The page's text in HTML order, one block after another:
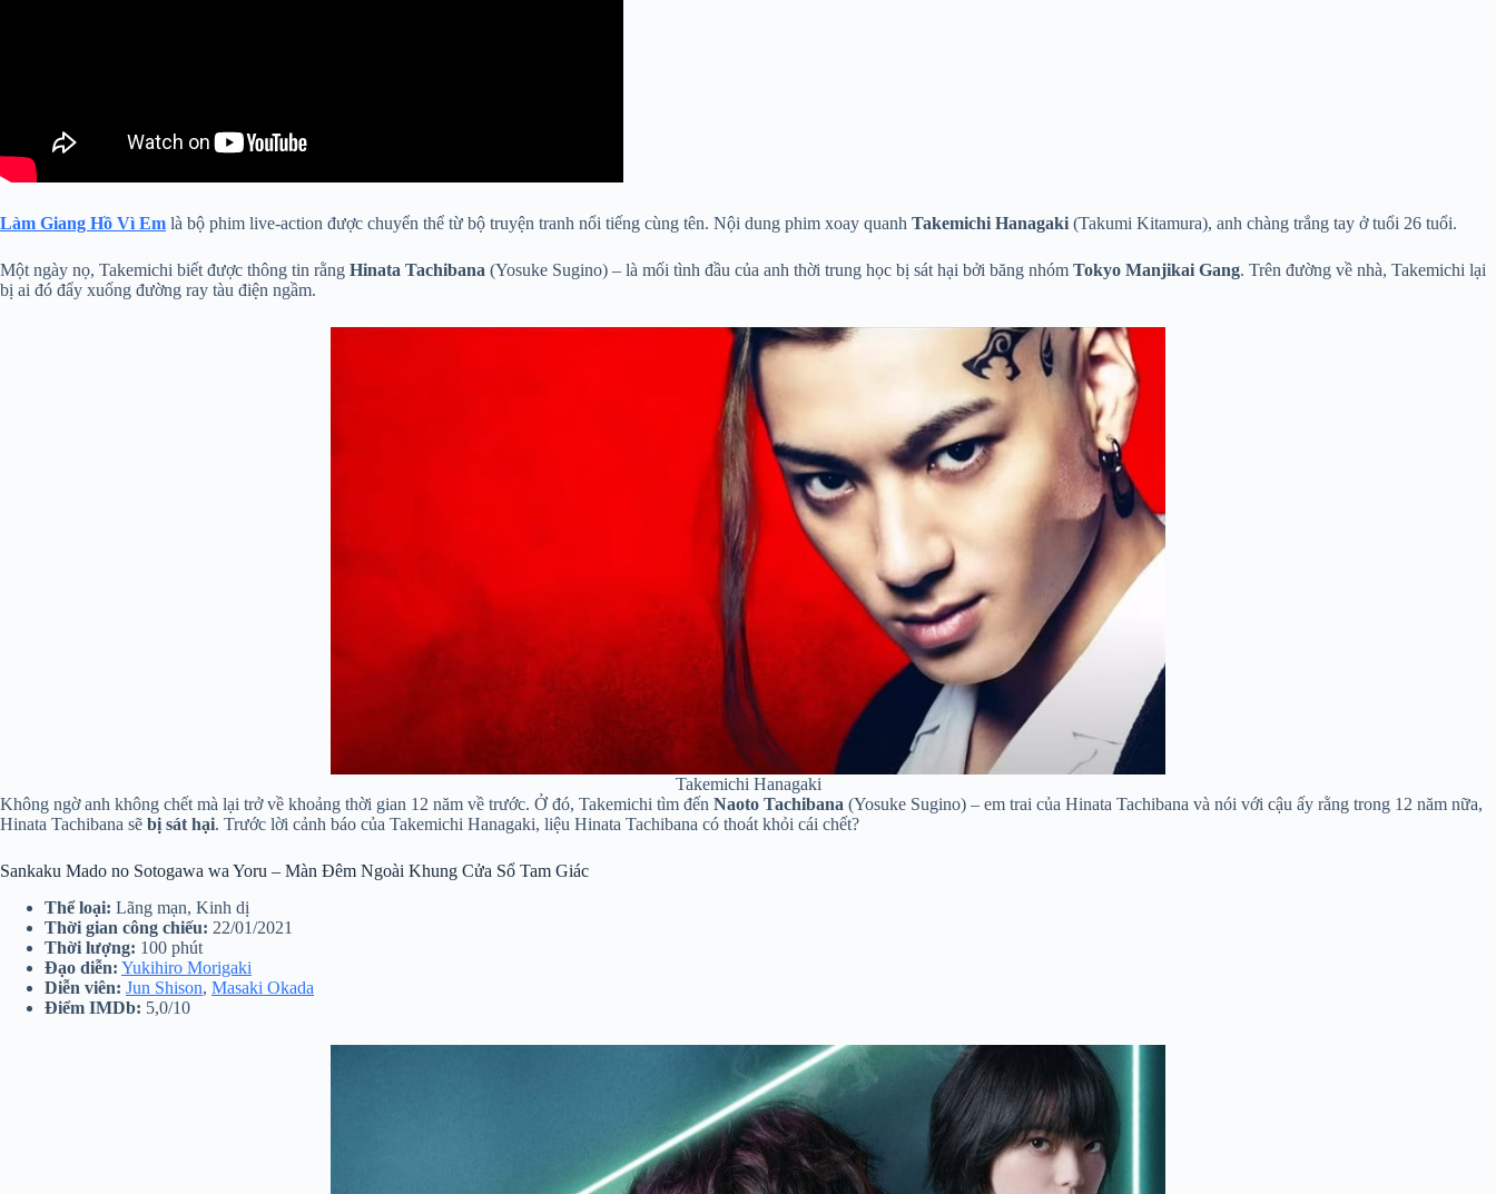
Làm Giang Hồ Vì Em là bộ phim live-action được chuyển thể từ bộ truyện tranh nổi tiếng cùng tên. Nội dung phim xoay quanh Takemichi Hanagaki (Takumi Kitamura), anh chàng trắng tay ở tuổi 26 tuổi.
Một ngày nọ, Takemichi biết được thông tin rằng Hinata Tachibana (Yosuke Sugino) – là mối tình đầu của anh thời trung học bị sát hại bởi băng nhóm Tokyo Manjikai Gang. Trên đường về nhà, Takemichi lại
bị ai đó đẩy xuống đường ray tàu điện ngầm.
Takemichi Hanagaki
Không ngờ anh không chết mà lại trở về khoảng thời gian 12 năm về trước. Ở đó, Takemichi tìm đến Naoto Tachibana (Yosuke Sugino) – em trai của Hinata Tachibana và nói với cậu ấy rằng trong 12 năm nữa,
Hinata Tachibana sẽ bị sát hại. Trước lời cảnh báo của Takemichi Hanagaki, liệu Hinata Tachibana có thoát khỏi cái chết?
Sankaku Mado no Sotogawa wa Yoru – Màn Đêm Ngoài Khung Cửa Sổ Tam Giác
Thể loại: Lãng mạn, Kinh dị
Thời gian công chiếu: 22/01/2021
Thời lượng: 100 phút
Đạo diễn: Yukihiro Morigaki
Diễn viên: Jun Shison, Masaki Okada
Điểm IMDb: 5,0/10